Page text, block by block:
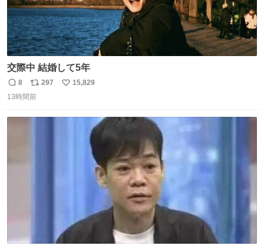
交際中 結婚して5年
返
信
8
リ
ポ
297
い
15,829
13時間前